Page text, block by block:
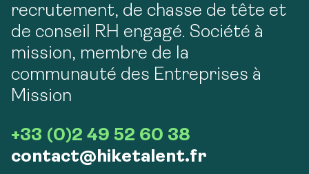
recrutement, de chasse de tête et
de conseil RH engagé. Société à
mission, membre de la
communauté des Entreprises à
Mission
+33 (0)2 49 52 60 38
contact@hiketalent.fr